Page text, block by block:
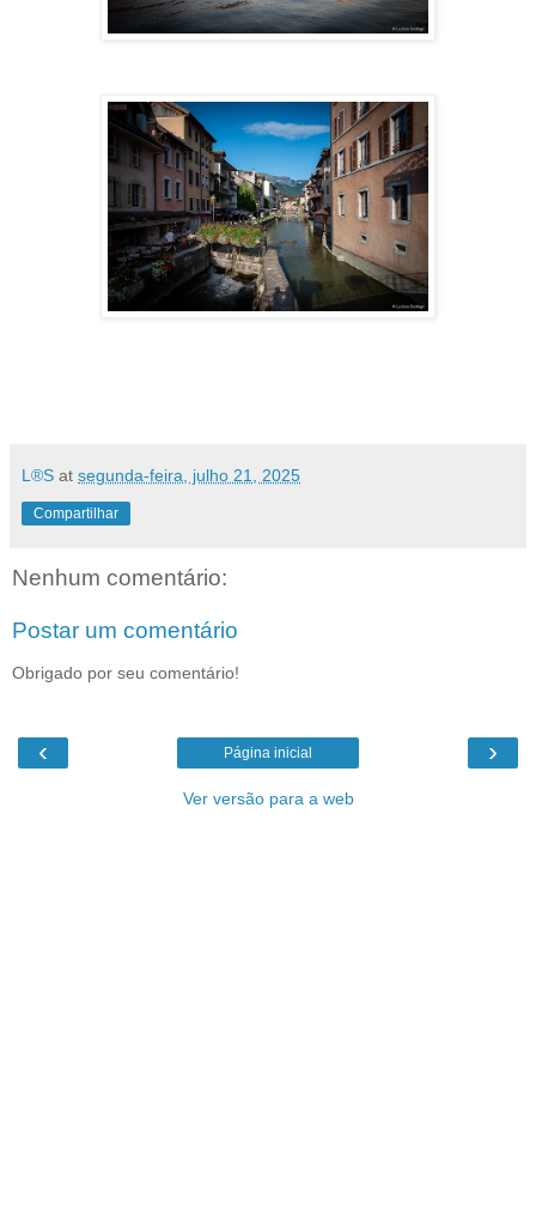
L®S at segunda-feira, julho 21, 2025
Compartilhar
Nenhum comentário:
Postar um comentário
Obrigado por seu comentário!
‹ ›
Página inicial
Ver versão para a web